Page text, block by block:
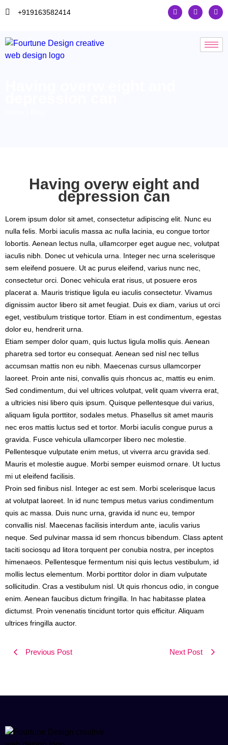
+919163582414
Having overw eight and
depression can
Lorem ipsum dolor sit amet, consectetur adipiscing elit. Nunc eu
nulla felis. Morbi iaculis massa ac nulla lacinia, eu congue tortor
lobortis. Aenean lectus nulla, ullamcorper eget augue nec, volutpat
iaculis nibh. Donec ut vehicula urna. Integer nec urna scelerisque
sem eleifend posuere. Ut ac purus eleifend, varius nunc nec,
consectetur orci. Donec vehicula erat risus, ut posuere eros
placerat a. Mauris tristique ligula eu iaculis consectetur. Vivamus
dignissim auctor libero sit amet feugiat. Duis ex diam, varius ut orci
eget, vestibulum tristique tortor. Etiam in est condimentum, egestas
dolor eu, hendrerit urna.
Etiam semper dolor quam, quis luctus ligula mollis quis. Aenean
pharetra sed tortor eu consequat. Aenean sed nisl nec tellus
accumsan mattis non eu nibh. Maecenas cursus ullamcorper
laoreet. Proin ante nisi, convallis quis rhoncus ac, mattis eu enim.
Sed condimentum, dui vel ultrices volutpat, velit quam viverra erat,
a ultricies nisi libero quis ipsum. Quisque pellentesque dui varius,
aliquam ligula porttitor, sodales metus. Phasellus sit amet mauris
nec eros mattis luctus sed et tortor. Morbi iaculis congue purus a
gravida. Fusce vehicula ullamcorper libero nec molestie.
Pellentesque vulputate enim metus, ut viverra arcu gravida sed.
Mauris et molestie augue. Morbi semper euismod ornare. Ut luctus
mi ut eleifend facilisis.
Proin sed finibus nisl. Integer ac est sem. Morbi scelerisque lacus
at volutpat laoreet. In id nunc tempus metus varius condimentum
quis ac massa. Duis nunc urna, gravida id nunc eu, tempor
convallis nisl. Maecenas facilisis interdum ante, iaculis varius
neque. Sed pulvinar massa id sem rhoncus bibendum. Class aptent
taciti sociosqu ad litora torquent per conubia nostra, per inceptos
himenaeos. Pellentesque fermentum nisi quis lectus vestibulum, id
mollis lectus elementum. Morbi porttitor dolor in diam vulputate
sollicitudin. Cras a vestibulum nisl. Ut quis rhoncus odio, in congue
enim. Aenean faucibus dictum fringilla. In hac habitasse platea
dictumst. Proin venenatis tincidunt tortor quis efficitur. Aliquam
ultrices fringilla auctor.
Previous Post Next Post